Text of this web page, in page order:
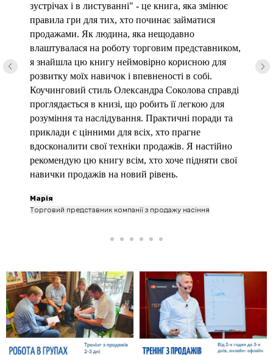
зустрічах і в листуванні" - це книга, яка змінює
правила гри для тих, хто починає займатися
продажами. Як людина, яка нещодавно
влаштувалася на роботу торговим представником,
я знайшла цю книгу неймовірно корисною для
розвитку моїх навичок і впевненості в собі.
Коучинговий стиль Олександра Соколова справді
проглядається в книзі, що робить її легкою для
розуміння та наслідування. Практичні поради та
приклади є цінними для всіх, хто прагне
вдосконалити свої техніки продажів. Я настійно
рекомендую цю книгу всім, хто хоче підняти свої
навички продажів на новий рівень.
Марія
Торговий представник компанії з продажу насіння